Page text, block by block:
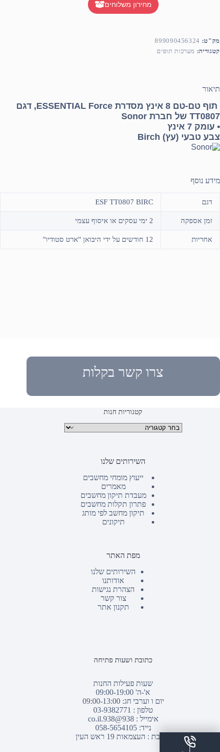
מחירון משלוחים
מק"ט: 899090456324
קטגוריה: מערכות תופים
תיאור
תוף טם-טם 8 אינץ מסדרת ESSENTIAL Force, דגם
TT0807 של חברת Sonor
• עומק 7 אינץ
צבע טבעי (עץ) Birch
מידע נוסף
דגם ESF TT0807 BIRC
זמן אספקה 2 ימי עסקים או איסוף עצמי
אחריות 12 חודשים על ידי היבואן "ארט סטודיו"
צרו קשר בקלות
קטגוריות חנות
קטגוריות מוצרים
השירותים שלנו
ייעוץ מומחי מחשבים
מאמרים
מעבדת תיקון מחשבים
פתרון תקלות מחשבים
תיקון מחשב לפי מותג
תיקונים
מפת האתר
השירותים שלנו
אודותנו
הצהרת נגישות
צור קשר
תקנון אתר
כתובת ושעות פתיחה
שעות פעילות החנות
א'-ה' 09:00-19:00
יום ו וערבי חג: 09:00-13:00
טלפון : 03-9382771
אימייל :938@938.co.il
נייד: 058-5654105
כתובת : העצמאות 19 ראש העין